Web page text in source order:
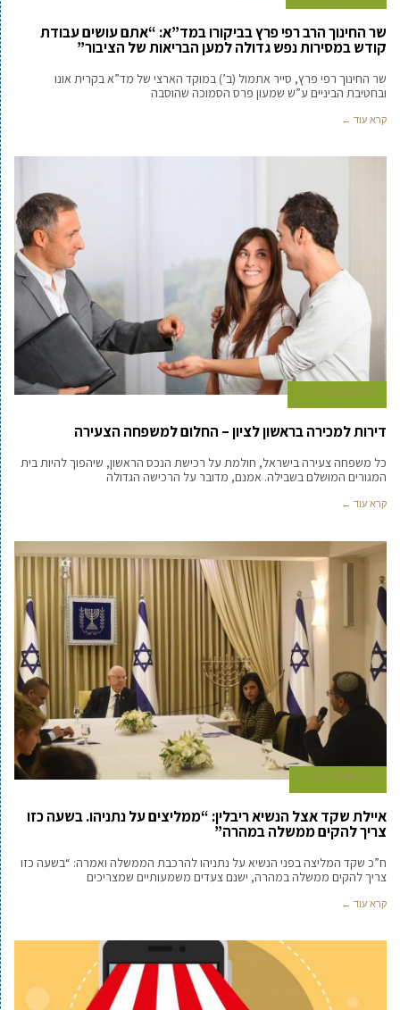
שר החינוך הרב רפי פרץ בביקורו במד”א: “אתם עושים עבודת
קודש במסירות נפש גדולה למען הבריאות של הציבור”
שר החינוך רפי פרץ, סייר אתמול (ב’) במוקד הארצי של מד”א בקרית אונו
ובחטיבת הביניים ע”ש שמעון פרס הסמוכה שהוסבה
קרא עוד ←
23 במרץ 2020
דירות למכירה בראשון לציון – החלום למשפחה הצעירה
כל משפחה צעירה בישראל, חולמת על רכישת הנכס הראשון, שיהפוך להיות בית
המגורים המושלם בשבילה. אמנם, מדובר על הרכישה הגדולה
קרא עוד ←
15 במרץ 2020
איילת שקד אצל הנשיא ריבלין: “ממליצים על נתניהו. בשעה כזו
צריך להקים ממשלה במהרה”
ח”כ שקד המליצה בפני הנשיא על נתניהו להרכבת הממשלה ואמרה: “בשעה כזו
צריך להקים ממשלה במהרה, ישנם צעדים משמעותיים שמצריכים
קרא עוד ←